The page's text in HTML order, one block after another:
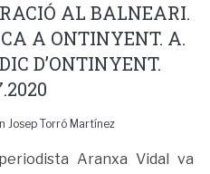
AL BALNEARI.
A ONTINYENT. A.
D’ONTINYENT.
Josep Torró Martínez
Aranxa Vidal va